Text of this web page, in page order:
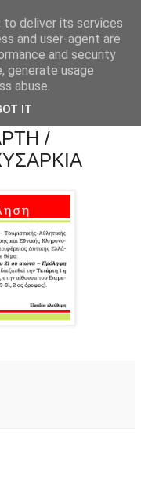
/
to deliver its services
and user-agent are
and security
generate usage
abuse.
IT